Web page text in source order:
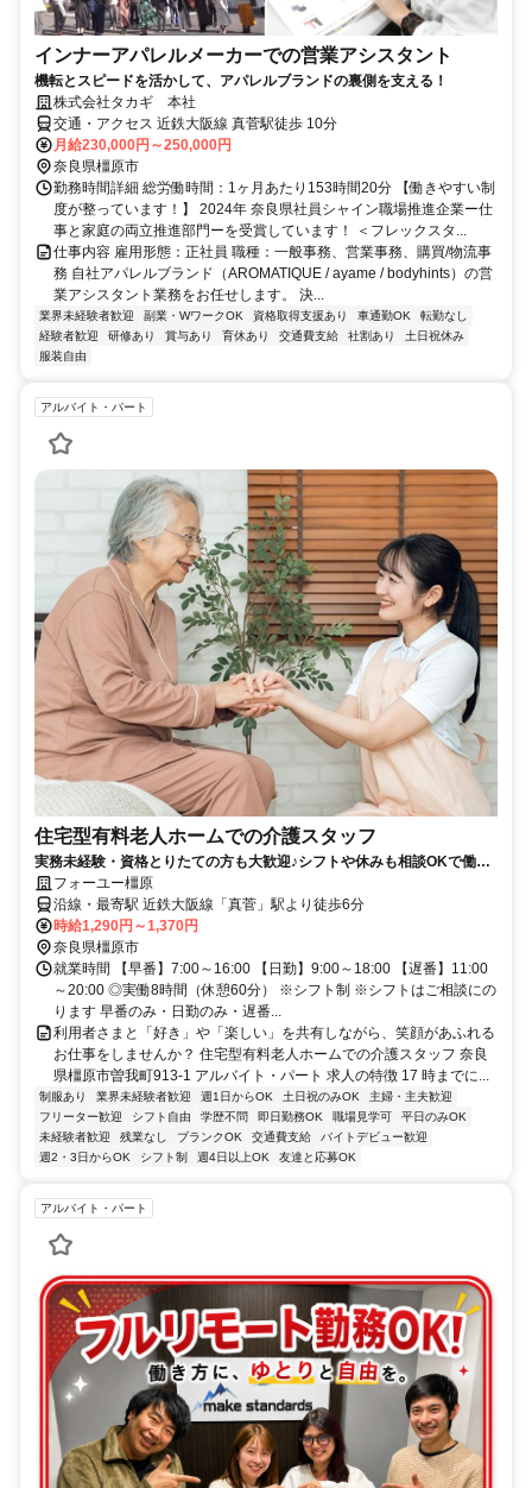
インナーアパレルメーカーでの営業アシスタント
機転とスピードを活かして、アパレルブランドの裏側を支える！
株式会社タカギ 本社
交通・アクセス 近鉄大阪線 真菅駅徒歩 10分
月給230,000円～250,000円
奈良県橿原市
勤務時間詳細 総労働時間：1ヶ月あたり153時間20分 【働きやすい制
度が整っています！】 2024年 奈良県社員シャイン職場推進企業ー仕
事と家庭の両立推進部門ーを受賞しています！ ＜フレックスタ...
仕事内容 雇用形態：正社員 職種：一般事務、営業事務、購買/物流事
務 自社アパレルブランド（AROMATIQUE / ayame / bodyhints）の営
業アシスタント業務をお任せします。 決...
業界未経験者歓迎 副業・WワークOK 資格取得支援あり 車通勤OK
転勤なし
経験者歓迎
研修あり 賞与あり 育休あり 交通費支給 社割あり
土日祝休み
服装自由
アルバイト・パート
住宅型有料老人ホームでの介護スタッフ
実務未経験・資格とりたての方も大歓迎♪シフトや休みも相談OKで働き
やすさも◎
フォーユー橿原
沿線・最寄駅 近鉄大阪線「真菅」駅より徒歩6分
時給1,290円～1,370円
奈良県橿原市
就業時間 【早番】7:00～16:00 【日勤】9:00～18:00 【遅番】11:00
～20:00 ◎実働8時間（休憩60分） ※シフト制 ※シフトはご相談にの
ります 早番のみ・日勤のみ・遅番...
利用者さまと「好き」や「楽しい」を共有しながら、笑顔があふれる
お仕事をしませんか？ 住宅型有料老人ホームでの介護スタッフ 奈良
県橿原市曽我町913-1 アルバイト・パート 求人の特徴 17 時までに...
制服あり 業界未経験者歓迎 週1日からOK 土日祝のみOK
主婦・主夫歓迎
フリーター歓迎
シフト自由 学歴不問 即日勤務OK 職場見学可
平日のみOK
未経験者歓迎
残業なし ブランクOK 交通費支給
バイトデビュー歓迎
週2・3日からOK
シフト制 週4日以上OK 友達と応募OK
アルバイト・パート